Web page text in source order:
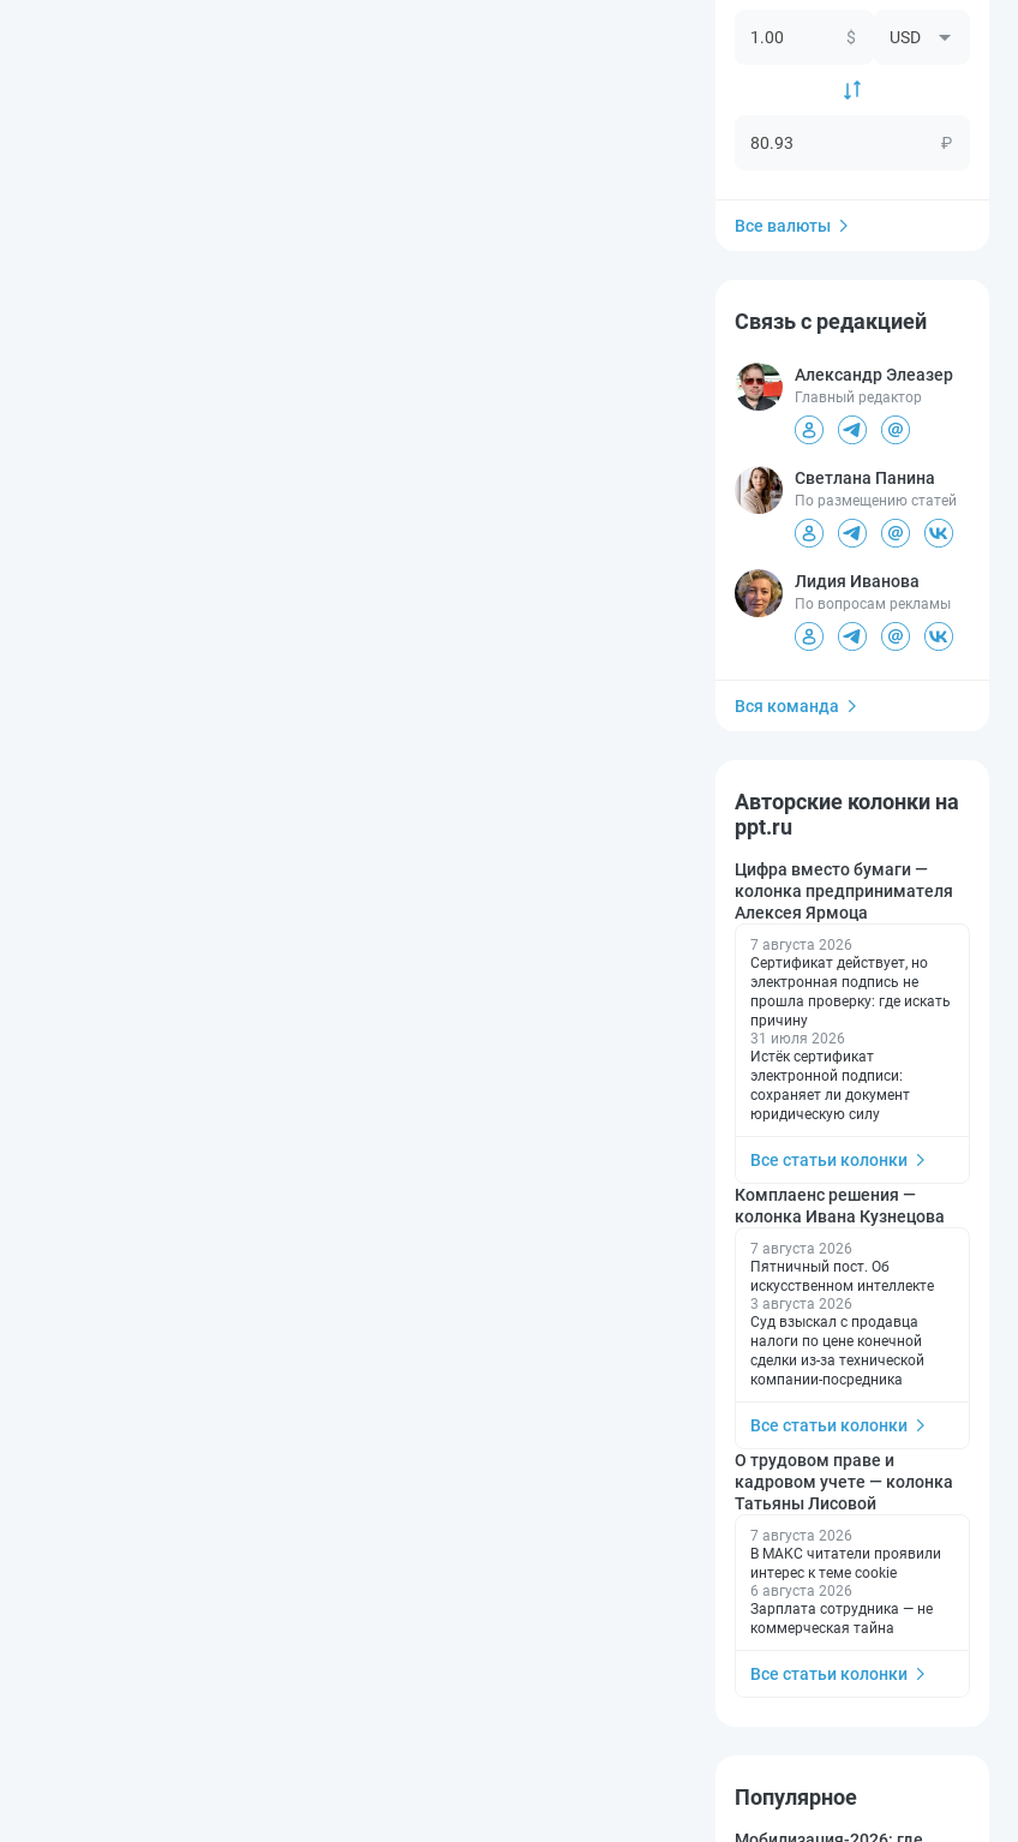
$
₽
Все валюты
Связь с редакцией
Александр Элеазер
Главный редактор
Светлана Панина
По размещению статей
Лидия Иванова
По вопросам рекламы
Вся команда
Авторские колонки на
ppt.ru
Цифра вместо бумаги —
колонка предпринимателя
Алексея Ярмоца
7 августа 2026
Сертификат действует, но
электронная подпись не
прошла проверку: где искать
причину
31 июля 2026
Истёк сертификат
электронной подписи:
сохраняет ли документ
юридическую силу
Все статьи колонки
Комплаенс решения —
колонка Ивана Кузнецова
7 августа 2026
Пятничный пост. Об
искусственном интеллекте
3 августа 2026
Суд взыскал с продавца
налоги по цене конечной
сделки из-за технической
компании-посредника
Все статьи колонки
О трудовом праве и
кадровом учете — колонка
Татьяны Лисовой
7 августа 2026
В МАКС читатели проявили
интерес к теме cookie
6 августа 2026
Зарплата сотрудника — не
коммерческая тайна
Все статьи колонки
Популярное